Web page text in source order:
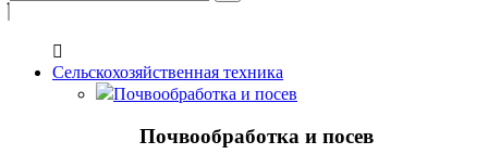

Сельскохозяйственная техника
Почвообработка и посев
Почвообработка и посев